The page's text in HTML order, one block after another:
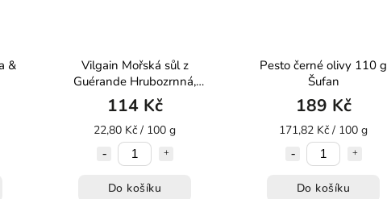
&
Vilgain Mořská sůl z
Guérande Hrubozrnná,
vlhká 500 g
114 Kč
22,80 Kč / 100 g
Do košíku
Pesto černé olivy 110 g
Šufan
189 Kč
171,82 Kč / 100 g
Do košíku